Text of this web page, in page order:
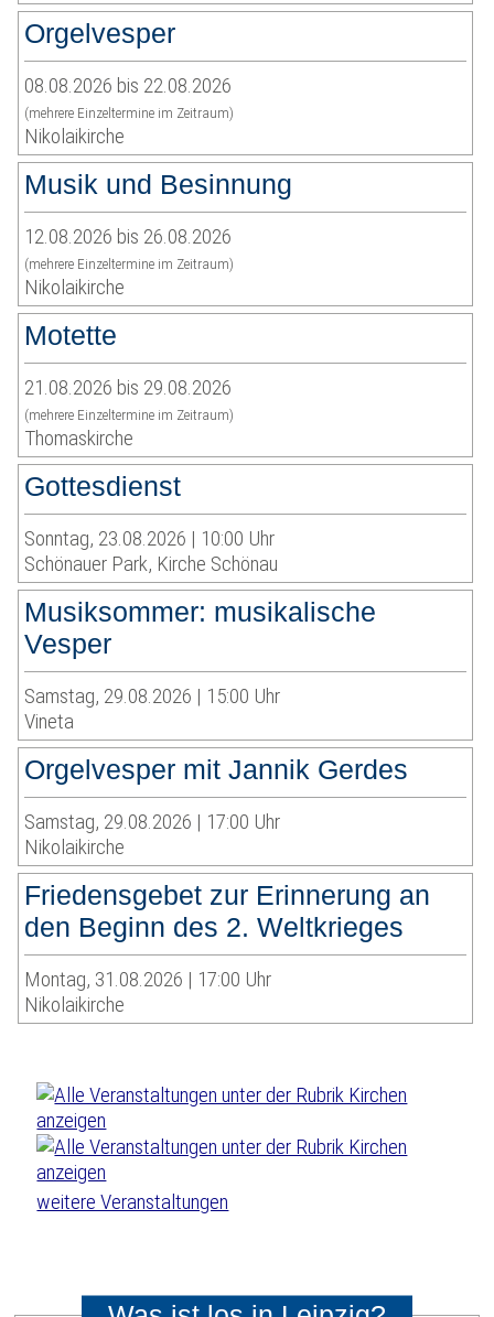
Orgelvesper
08.08.2026 bis 22.08.2026
(mehrere Einzeltermine im Zeitraum)
Nikolaikirche
Musik und Besinnung
12.08.2026 bis 26.08.2026
(mehrere Einzeltermine im Zeitraum)
Nikolaikirche
Motette
21.08.2026 bis 29.08.2026
(mehrere Einzeltermine im Zeitraum)
Thomaskirche
Gottesdienst
Sonntag, 23.08.2026 | 10:00 Uhr
Schönauer Park, Kirche Schönau
Musiksommer: musikalische
Vesper
Samstag, 29.08.2026 | 15:00 Uhr
Vineta
Orgelvesper mit Jannik Gerdes
Samstag, 29.08.2026 | 17:00 Uhr
Nikolaikirche
Friedensgebet zur Erinnerung an
den Beginn des 2. Weltkrieges
Montag, 31.08.2026 | 17:00 Uhr
Nikolaikirche
weitere Veranstaltungen